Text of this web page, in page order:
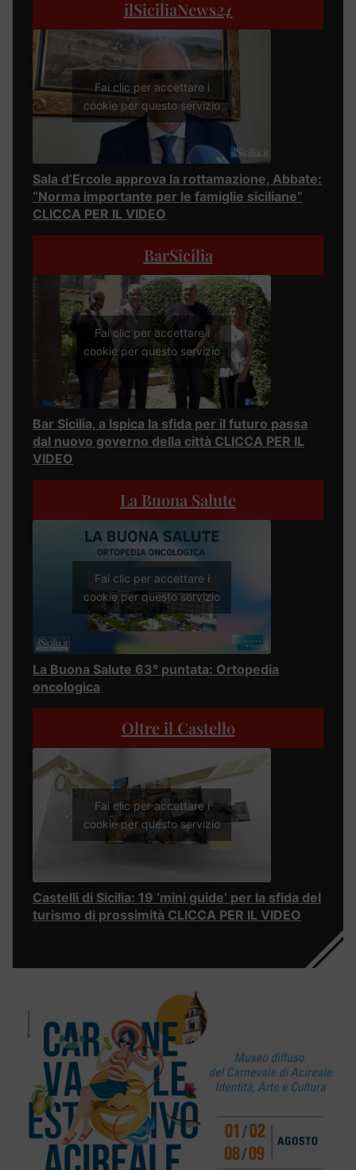
ilSiciliaNews24
Fai clic per accettare i
cookie per questo servizio
Sala d’Ercole approva la rottamazione, Abbate:
“Norma importante per le famiglie siciliane”
CLICCA PER IL VIDEO
BarSicilia
Fai clic per accettare i
cookie per questo servizio
Bar Sicilia, a Ispica la sfida per il futuro passa
dal nuovo governo della città CLICCA PER IL
VIDEO
La Buona Salute
Fai clic per accettare i
cookie per questo servizio
La Buona Salute 63° puntata: Ortopedia
oncologica
Oltre il Castello
Fai clic per accettare i
cookie per questo servizio
Castelli di Sicilia: 19 ‘mini guide’ per la sfida del
turismo di prossimità CLICCA PER IL VIDEO